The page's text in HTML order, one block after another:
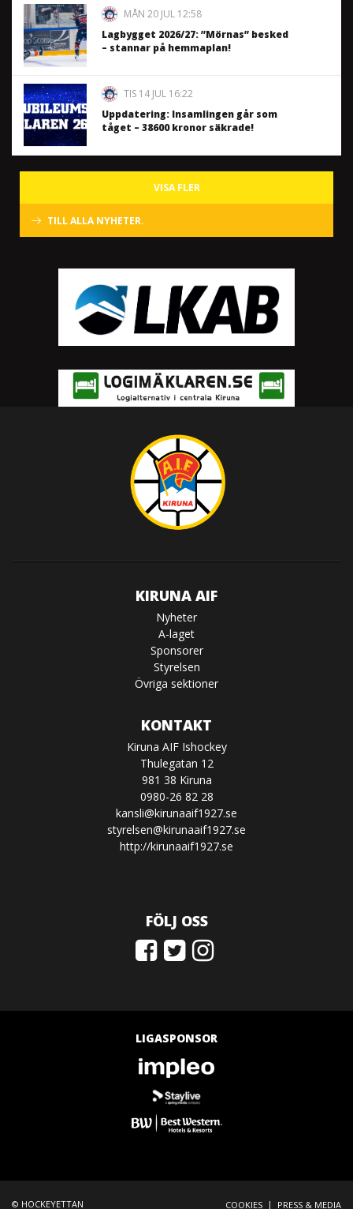
MÅN 20 JUL 12:58
Lagbygget 2026/27: ”Mörnas” besked
– stannar på hemmaplan!
TIS 14 JUL 16:22
Uppdatering: Insamlingen går som
tåget – 38600 kronor säkrade!
VISA FLER
TILL ALLA NYHETER.
KIRUNA AIF
Nyheter
A-laget
Sponsorer
Styrelsen
Övriga sektioner
KONTAKT
Kiruna AIF Ishockey
Thulegatan 12
981 38 Kiruna
0980-26 82 28
kansli@kirunaaif1927.se
styrelsen@kirunaaif1927.se
http://kirunaaif1927.se
FÖLJ OSS
LIGASPONSOR
© HOCKEYETTAN COOKIES | PRESS & MEDIA